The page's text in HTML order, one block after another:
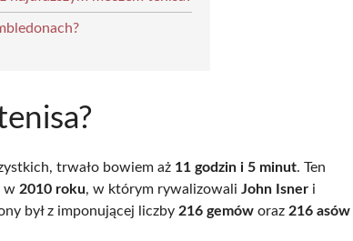
trwało bowiem aż 11 godzin i 5 minut. Ten
w 2010 roku, w którym rywalizowali John Isner i
był z imponującej liczby 216 gemów oraz 216 asów